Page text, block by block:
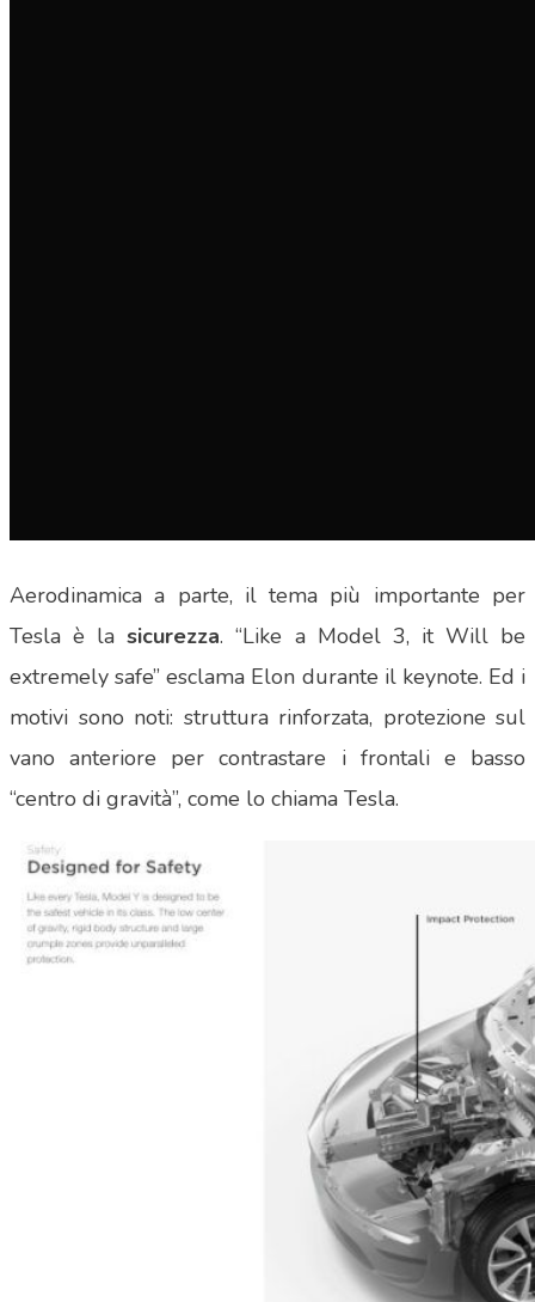
Aerodinamica a parte, il tema più importante per
Tesla è lasicurezza. “Like a Model 3, it Will be
extremely safe” esclama Elon durante il keynote. Ed i
motivi sono noti: struttura rinforzata, protezione sul
vano anteriore per contrastare i frontali e basso
“centro di gravità”, come lo chiama Tesla.